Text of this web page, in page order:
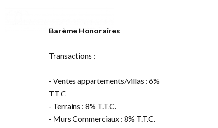
Barème Honoraires
Transactions :
- Ventes appartements/villas : 6%
T.T.C.
- Terrains : 8% T.T.C.
- Murs Commerciaux : 8% T.T.C.